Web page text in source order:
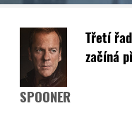
SPOONER
Třetí
začíná